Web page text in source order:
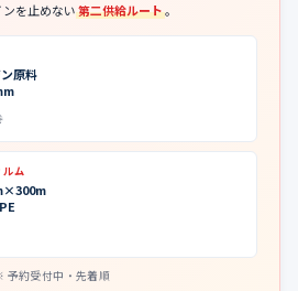
を止めない第二供給ルート。
原料
ルム
予約受付中・先着順